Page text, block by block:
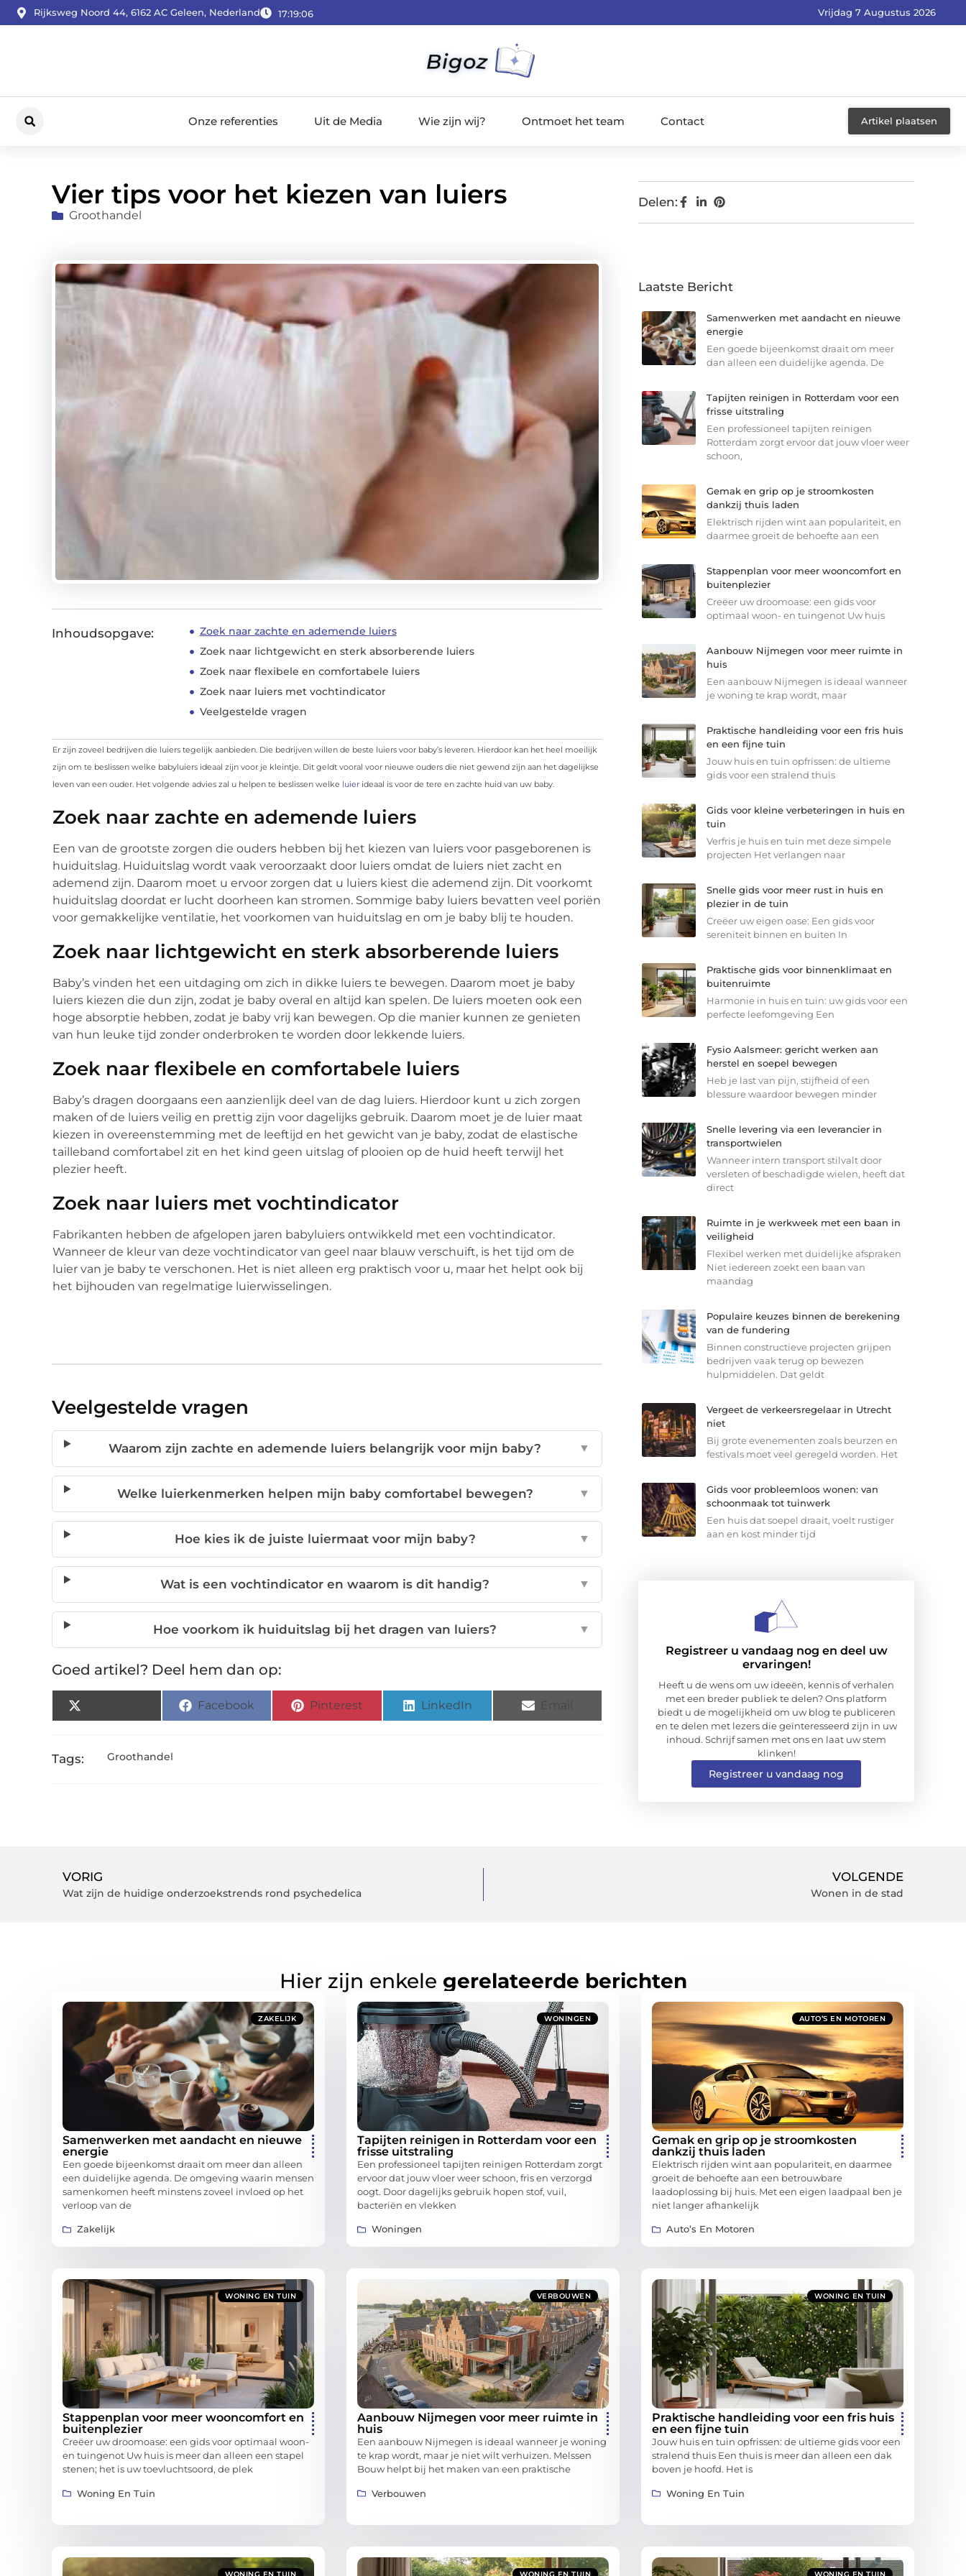
Rijksweg Noord 44, 6162 AC Geleen, Nederland 17:19:08 Vrijdag 7 Augustus 2026
Onze referenties Uit de Media Wie zijn wij? Ontmoet het team Contact Artikel plaatsen
Vier tips voor het kiezen van luiers
Groothandel
Inhoudsopgave:
Zoek naar zachte en ademende luiers
Zoek naar lichtgewicht en sterk absorberende luiers
Zoek naar flexibele en comfortabele luiers
Zoek naar luiers met vochtindicator
Veelgestelde vragen
Er zijn zoveel bedrijven die luiers tegelijk aanbieden. Die bedrijven willen de beste luiers voor baby’s leveren. Hierdoor kan het heel moeilijk
zijn om te beslissen welke babyluiers ideaal zijn voor je kleintje. Dit geldt vooral voor nieuwe ouders die niet gewend zijn aan het dagelijkse
leven van een ouder. Het volgende advies zal u helpen te beslissen welke luier ideaal is voor de tere en zachte huid van uw baby.
Zoek naar zachte en ademende luiers
Een van de grootste zorgen die ouders hebben bij het kiezen van luiers voor pasgeborenen is
huiduitslag. Huiduitslag wordt vaak veroorzaakt door luiers omdat de luiers niet zacht en
ademend zijn. Daarom moet u ervoor zorgen dat u luiers kiest die ademend zijn. Dit voorkomt
huiduitslag doordat er lucht doorheen kan stromen. Sommige baby luiers bevatten veel poriën
voor gemakkelijke ventilatie, het voorkomen van huiduitslag en om je baby blij te houden.
Zoek naar lichtgewicht en sterk absorberende luiers
Baby’s vinden het een uitdaging om zich in dikke luiers te bewegen. Daarom moet je baby
luiers kiezen die dun zijn, zodat je baby overal en altijd kan spelen. De luiers moeten ook een
hoge absorptie hebben, zodat je baby vrij kan bewegen. Op die manier kunnen ze genieten
van hun leuke tijd zonder onderbroken te worden door lekkende luiers.
Zoek naar flexibele en comfortabele luiers
Baby’s dragen doorgaans een aanzienlijk deel van de dag luiers. Hierdoor kunt u zich zorgen
maken of de luiers veilig en prettig zijn voor dagelijks gebruik. Daarom moet je de luier maat
kiezen in overeenstemming met de leeftijd en het gewicht van je baby, zodat de elastische
tailleband comfortabel zit en het kind geen uitslag of plooien op de huid heeft terwijl het
plezier heeft.
Zoek naar luiers met vochtindicator
Fabrikanten hebben de afgelopen jaren babyluiers ontwikkeld met een vochtindicator.
Wanneer de kleur van deze vochtindicator van geel naar blauw verschuift, is het tijd om de
luier van je baby te verschonen. Het is niet alleen erg praktisch voor u, maar het helpt ook bij
het bijhouden van regelmatige luierwisselingen.
Veelgestelde vragen
Waarom zijn zachte en ademende luiers belangrijk voor mijn baby? ▼
Welke luierkenmerken helpen mijn baby comfortabel bewegen? ▼
Hoe kies ik de juiste luiermaat voor mijn baby? ▼
Wat is een vochtindicator en waarom is dit handig? ▼
Hoe voorkom ik huiduitslag bij het dragen van luiers? ▼
Goed artikel? Deel hem dan op:
Facebook Pinterest LinkedIn
Tags: Groothandel
Delen:
Laatste Bericht
Samenwerken met aandacht en nieuwe
energie
Een goede bijeenkomst draait om meer
dan alleen een duidelijke agenda. De
Tapijten reinigen in Rotterdam voor een
frisse uitstraling
Een professioneel tapijten reinigen
Rotterdam zorgt ervoor dat jouw vloer weer
schoon,
Gemak en grip op je stroomkosten
dankzij thuis laden
Elektrisch rijden wint aan populariteit, en
daarmee groeit de behoefte aan een
Stappenplan voor meer wooncomfort en
buitenplezier
Creëer uw droomoase: een gids voor
optimaal woon- en tuingenot Uw huis
Aanbouw Nijmegen voor meer ruimte in
huis
Een aanbouw Nijmegen is ideaal wanneer
je woning te krap wordt, maar
Praktische handleiding voor een fris huis
en een fijne tuin
Jouw huis en tuin opfrissen: de ultieme
gids voor een stralend thuis
Gids voor kleine verbeteringen in huis en
tuin
Verfris je huis en tuin met deze simpele
projecten Het verlangen naar
Snelle gids voor meer rust in huis en
plezier in de tuin
Creëer uw eigen oase: Een gids voor
sereniteit binnen en buiten In
Praktische gids voor binnenklimaat en
buitenruimte
Harmonie in huis en tuin: uw gids voor een
perfecte leefomgeving Een
Fysio Aalsmeer: gericht werken aan
herstel en soepel bewegen
Heb je last van pijn, stijfheid of een
blessure waardoor bewegen minder
Snelle levering via een leverancier in
transportwielen
Wanneer intern transport stilvalt door
versleten of beschadigde wielen, heeft dat
direct
Ruimte in je werkweek met een baan in
veiligheid
Flexibel werken met duidelijke afspraken
Niet iedereen zoekt een baan van
maandag
Populaire keuzes binnen de berekening
van de fundering
Binnen constructieve projecten grijpen
bedrijven vaak terug op bewezen
hulpmiddelen. Dat geldt
Vergeet de verkeersregelaar in Utrecht
niet
Bij grote evenementen zoals beurzen en
festivals moet veel geregeld worden. Het
Gids voor probleemloos wonen: van
schoonmaak tot tuinwerk
Een huis dat soepel draait, voelt rustiger
aan en kost minder tijd
Registreer u vandaag nog en deel uw
ervaringen!
Heeft u de wens om uw ideeën, kennis of verhalen
met een breder publiek te delen? Ons platform
biedt u de mogelijkheid om uw blog te publiceren
en te delen met lezers die geïnteresseerd zijn in uw
inhoud. Schrijf samen met ons en laat uw stem
klinken!
Registreer u vandaag nog
VORIG
Wat zijn de huidige onderzoekstrends rond psychedelica
VOLGENDE
Wonen in de stad
Hier zijn enkele gerelateerde berichten
ZAKELIJK
Samenwerken met aandacht en nieuwe
energie
Een goede bijeenkomst draait om meer dan alleen
een duidelijke agenda. De omgeving waarin mensen
samenkomen heeft minstens zoveel invloed op het
verloop van de
Zakelijk
WONINGEN
Tapijten reinigen in Rotterdam voor een
frisse uitstraling
Een professioneel tapijten reinigen Rotterdam zorgt
ervoor dat jouw vloer weer schoon, fris en verzorgd
oogt. Door dagelijks gebruik hopen stof, vuil,
bacteriën en vlekken
Woningen
AUTO’S EN MOTOREN
Gemak en grip op je stroomkosten
dankzij thuis laden
Elektrisch rijden wint aan populariteit, en daarmee
groeit de behoefte aan een betrouwbare
laadoplossing bij huis. Met een eigen laadpaal ben je
niet langer afhankelijk
Auto’s En Motoren
WONING EN TUIN
Stappenplan voor meer wooncomfort en
buitenplezier
Creëer uw droomoase: een gids voor optimaal woon-
en tuingenot Uw huis is meer dan alleen een stapel
stenen; het is uw toevluchtsoord, de plek
Woning En Tuin
VERBOUWEN
Aanbouw Nijmegen voor meer ruimte in
huis
Een aanbouw Nijmegen is ideaal wanneer je woning
te krap wordt, maar je niet wilt verhuizen. Melssen
Bouw helpt bij het maken van een praktische
Verbouwen
WONING EN TUIN
Praktische handleiding voor een fris huis
en een fijne tuin
Jouw huis en tuin opfrissen: de ultieme gids voor een
stralend thuis Een thuis is meer dan alleen een dak
boven je hoofd. Het is
Woning En Tuin
WONING EN TUIN WONING EN TUIN WONING EN TUIN